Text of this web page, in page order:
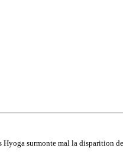
surmonte mal la disparition